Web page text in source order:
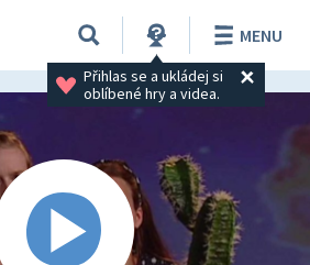
Přihlas se a ukládej si
oblíbené hry a videa.
MENU